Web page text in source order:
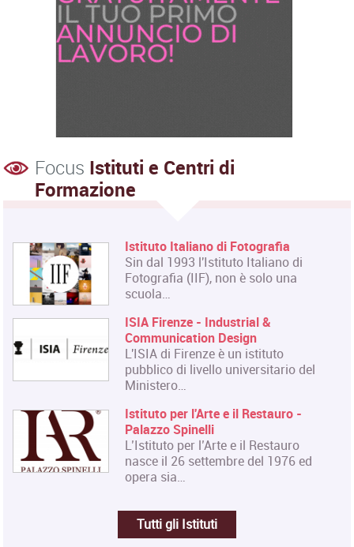
Focus Istituti e Centri di
Formazione
Istituto Italiano di Fotografia
Sin dal 1993 l'Istituto Italiano di
Fotografia (IIF), non è solo una
scuola…
ISIA Firenze - Industrial &
Communication Design
L'ISIA di Firenze è un istituto
pubblico di livello universitario del
Ministero…
Istituto per l'Arte e il Restauro -
Palazzo Spinelli
L’Istituto per l’Arte e il Restauro
nasce il 26 settembre del 1976 ed
opera sia…
Tutti gli Istituti